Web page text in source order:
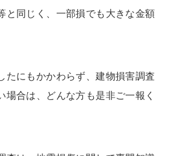
と同じく、一部損でも大きな金額
たにもかかわらず、建物損害調査
場合は、どんな方も是非ご一報く